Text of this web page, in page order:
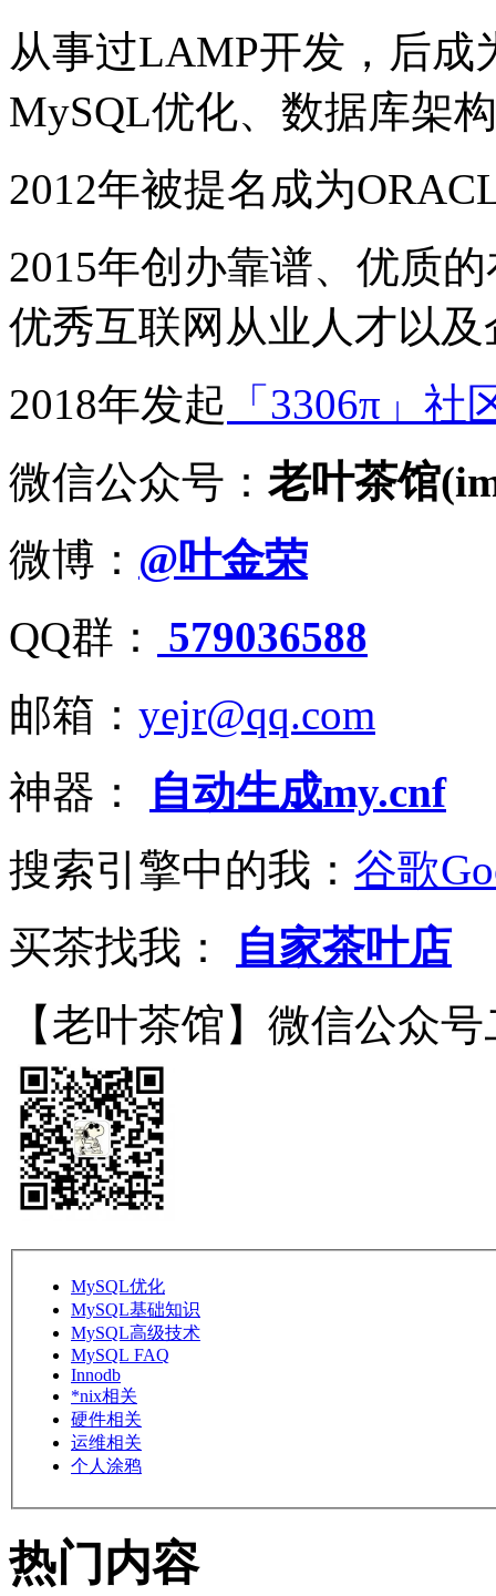
从事过LAMP开发，后成
MySQL优化、数据库架
2012年被提名成为
2015年创办靠谱、优质
优秀互联网从业人才以
2018年发起 「3306π」社
微信公众号： 老叶茶馆
微博： @叶金荣
QQ群：
579036588
邮箱： yejr@qq.com
神器：
自动生成my.cnf
搜索引擎中的我： 谷歌
买茶找我：
自家茶叶店
【老叶茶馆】微信公众
MySQL优化
MySQL基础知识
MySQL高级技术
MySQL FAQ
Innodb
*nix相关
硬件相关
运维相关
个人涂鸦
热门内容